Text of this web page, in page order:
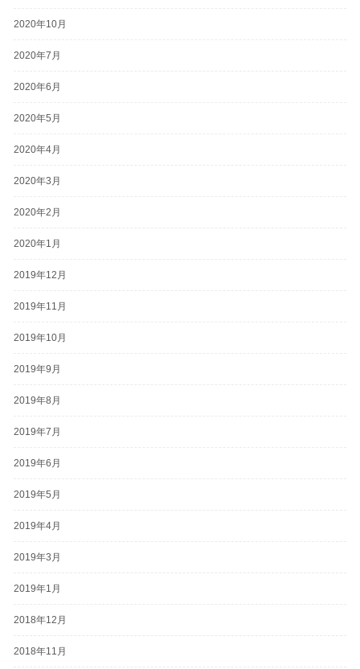
2020年10月
2020年7月
2020年6月
2020年5月
2020年4月
2020年3月
2020年2月
2020年1月
2019年12月
2019年11月
2019年10月
2019年9月
2019年8月
2019年7月
2019年6月
2019年5月
2019年4月
2019年3月
2019年1月
2018年12月
2018年11月